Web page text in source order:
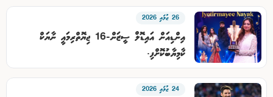
26 ޖުލައި 2026
އިންޑިއަން އައިޑޮލް ސީޒަން-16 ޖިޔޮތްރިމައީ ނާޔަކް
ކާމިޔާބުކޮށްފި.
24 ޖުލައި 2026